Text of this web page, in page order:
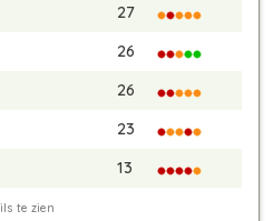
27
26
26
23
13